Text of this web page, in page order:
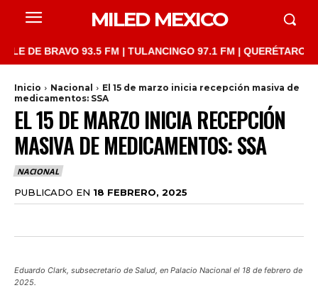
MILED MEXICO
BRAVO 93.5 FM | TULANCINGO 97.1 FM | QUERÉTARO
Inicio Nacional
El 15 de marzo inicia recepción masiva de
medicamentos: SSA
EL 15 DE MARZO INICIA RECEPCIÓN
MASIVA DE MEDICAMENTOS: SSA
NACIONAL
PUBLICADO EN 18 FEBRERO, 2025
Eduardo Clark, subsecretario de Salud, en Palacio Nacional el 18 de febrero de
2025.